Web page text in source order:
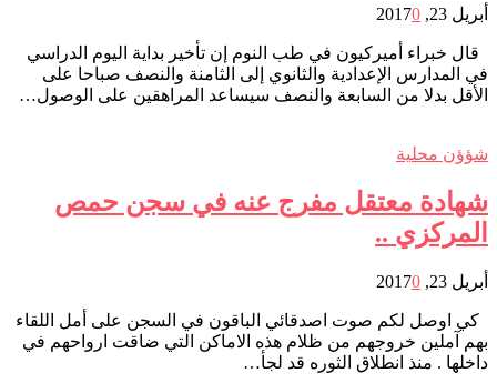
أبريل 23, 2017 0
قال خبراء أميركيون في طب النوم إن تأخير بداية اليوم الدراسي
في المدارس الإعدادية والثانوي إلى الثامنة والنصف صباحا على
الأقل بدلا من السابعة والنصف سيساعد المراهقين على الوصول…
شؤؤن محلية
شهادة معتقل مفرج عنه في سجن حمص
المركزي ..
أبريل 23, 2017 0
كي اوصل لكم صوت اصدقائي الباقون في السجن على أمل اللقاء
بهم آملين خروجهم من ظلام هذه الاماكن التي ضاقت ارواحهم في
داخلها . منذ انطلاق الثوره قد لجأ…